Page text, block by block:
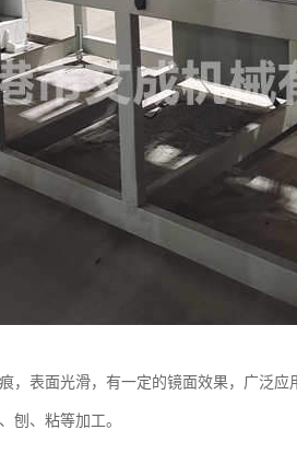
，表面光滑，有一定的镜面效果，广泛应
刨、粘等加工。